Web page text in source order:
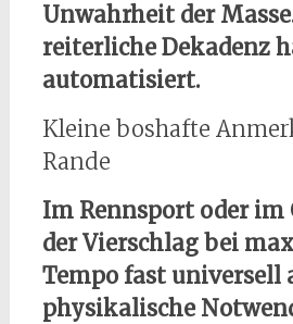
Unwahrheit der
reiterliche Dekadenz
automatisiert.
Kleine boshafte
Rande
Im Rennsport oder im
der Vierschlag bei
Tempo fast universell
physikalische